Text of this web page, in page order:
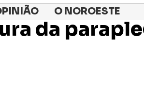
O NOROESTE
da